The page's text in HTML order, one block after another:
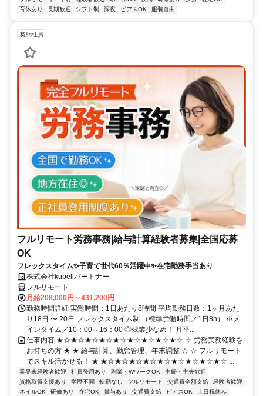
育休あり
長期歓迎 シフト制 深夜 ピアスOK 服装自由
契約社員
フルリモート労務事務|給与計算経験者募集|全国応募
OK
フレックスタイム✨子育て世代60％活躍中✨在宅勤務手当あり
株式会社kubellパートナー
フルリモート
月給208,000円～431,200円
勤務時間詳細 実働時間：1日あたり8時間 平均勤務日数：1ヶ月あた
り18日 〜 20日 フレックスタイム制 （標準労働時間／1日8h） ※メ
インタイム／10：00～16：00 ◎残業少なめ！ 月平...
仕事内容 ★☆★☆★☆★☆★☆★☆★☆★☆★☆ ☆ 労務実務経験を
お持ちの方 ★ ★ 給与計算、勤怠管理、年末調整 ☆ ☆ フルリモート
でスキル活かせる！ ★ ★☆★☆★☆★☆★☆★☆★☆★☆★☆ ...
業界未経験者歓迎 社員登用あり 副業・WワークOK
主婦・主夫歓迎
資格取得支援あり
学歴不問 転勤なし フルリモート 交通費全額支給
経験者歓迎
ネイルOK
研修あり 在宅OK 賞与あり 交通費支給 ピアスOK
土日祝休み